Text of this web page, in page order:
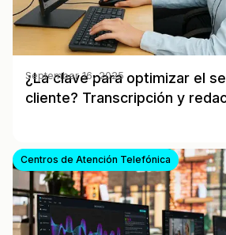
¿La clave para optimizar el
cliente? Transcripción y
September 16, 2025
Centros de Atención Telefónica